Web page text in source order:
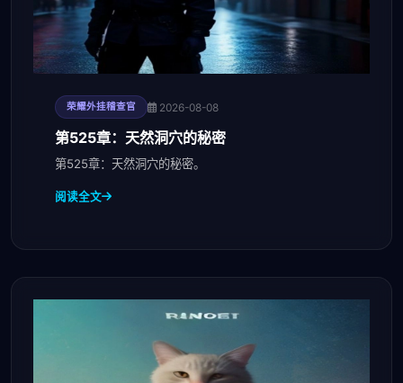
荣耀外挂稽查官 2026-08-08
第525章：天然洞穴的秘密
第525章：天然洞穴的秘密。
阅读全文